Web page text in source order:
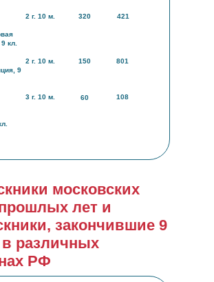
421
801
108
320
150
60
2 г. 10 м.
2 г. 10 м.
3 г. 10 м.
кл.
9
московских
лет и
закончившие 9
в различных
РФ